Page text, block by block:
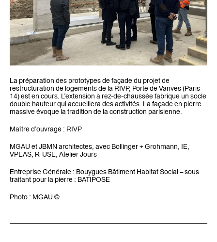
La préparation des prototypes de façade du projet de
restructuration de logements de la RIVP, Porte de Vanves (Paris
14) est en cours. L’extension à rez-de-chaussée fabrique un socle
double hauteur qui accueillera des activités. La façade en pierre
massive évoque la tradition de la construction parisienne.
Maître d’ouvrage : RIVP
MGAU et JBMN architectes, avec Bollinger + Grohmann, IE,
VPEAS, R-USE, Atelier Jours
Entreprise Générale : Bouygues Bâtiment Habitat Social – sous
traitant pour la pierre : BATIPOSE
Photo : MGAU ©